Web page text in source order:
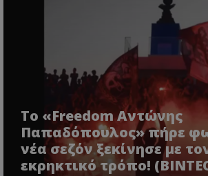
Το «Freedom Αντώνης
Παπαδόπουλος» πήρε
νέα σεζόν ξεκίνησε με
εκρηκτικό τρόπο!